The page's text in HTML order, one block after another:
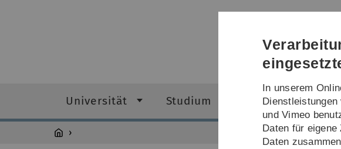
Universität Studium Forschung
In unserem
Dienstleistungen
und Vimeo
Daten für
Daten